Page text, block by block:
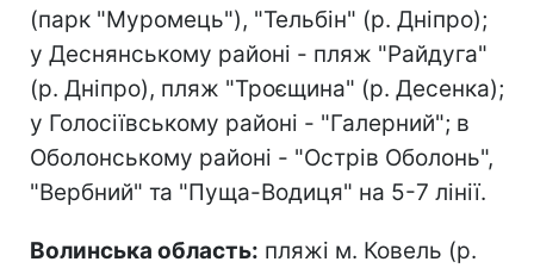
(парк "Муромець"), "Тельбін" (р. Дніпро);
у Деснянському районі - пляж "Райдуга"
(р. Дніпро), пляж "Троєщина" (р. Десенка);
у Голосіївському районі - "Галерний"; в
Оболонському районі - "Острів Оболонь",
"Вербний" та "Пуща-Водиця" на 5-7 лінії.
Волинська область: пляжі м. Ковель (р.